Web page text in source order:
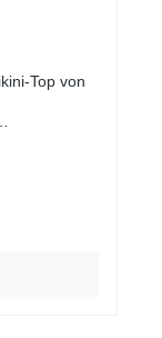
Top von